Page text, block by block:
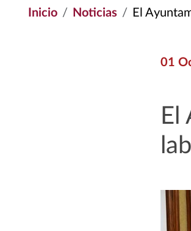
Inicio Noticias El
01
El